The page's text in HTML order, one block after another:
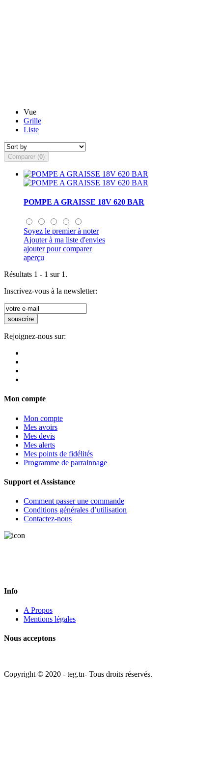
Vue
Grille
Liste
Comparer (0)
POMPE A GRAISSE 18V 620 BAR
Soyez le premier à noter
Ajouter à ma liste d'envies
ajouter pour comparer
aperçu
Résultats 1 - 1 sur 1.
Inscrivez-vous à la newsletter:
souscrire
Rejoignez-nous sur:
Mon compte
Mon compte
Mes avoirs
Mes devis
Mes alerts
Mes points de fidélités
Programme de parrainnage
Support et Assistance
Comment passer une commande
Conditions générales d’utilisation
Contactez-nous
Info
A Propos
Mentions légales
Nous acceptons
Copyright © 2020 - teg.tn- Tous droits réservés.